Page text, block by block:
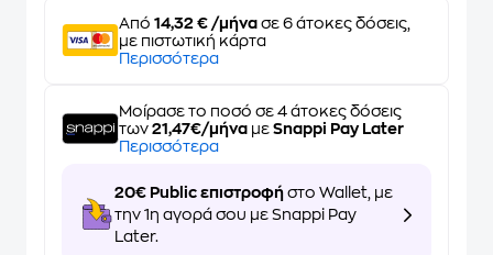
Από 14,32 € /μήνα σε 6 άτοκες δόσεις,
με πιστωτική κάρτα
Περισσότερα
Μοίρασε το ποσό σε 4 άτοκες δόσεις
των 21,47€/μήνα με Snappi Pay Later
Περισσότερα
20€ Public επιστροφή στο Wallet, με
την 1η αγορά σου με Snappi Pay
Later.